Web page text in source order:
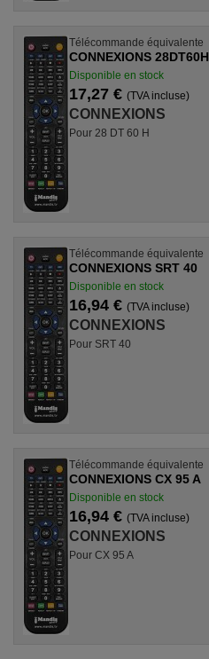
Télécommande équivalente
CONNEXIONS 28DT60H
Disponible en stock
17,27 € (TVA incluse)
CONNEXIONS
Pour 28 DT 60 H
Télécommande équivalente
CONNEXIONS SRT 40
Disponible en stock
16,94 € (TVA incluse)
CONNEXIONS
Pour SRT 40
Télécommande équivalente
CONNEXIONS CX 95 A
Disponible en stock
16,94 € (TVA incluse)
CONNEXIONS
Pour CX 95 A